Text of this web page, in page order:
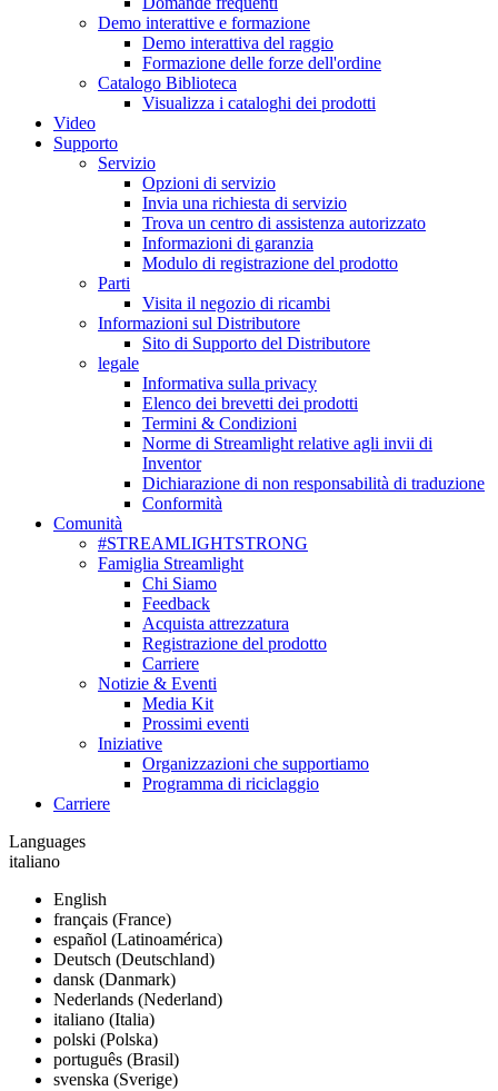
Demo interattive e formazione
Demo interattiva del raggio
Formazione delle forze dell'ordine
Catalogo Biblioteca
Visualizza i cataloghi dei prodotti
Video
Supporto
Servizio
Opzioni di servizio
Invia una richiesta di servizio
Trova un centro di assistenza autorizzato
Informazioni di garanzia
Modulo di registrazione del prodotto
Parti
Visita il negozio di ricambi
Informazioni sul Distributore
Sito di Supporto del Distributore
legale
Informativa sulla privacy
Elenco dei brevetti dei prodotti
Termini & Condizioni
Norme di Streamlight relative agli invii di
Inventor
Dichiarazione di non responsabilità di traduzione
Conformità
Comunità
#STREAMLIGHTSTRONG
Famiglia Streamlight
Chi Siamo
Feedback
Acquista attrezzatura
Registrazione del prodotto
Carriere
Notizie & Eventi
Media Kit
Prossimi eventi
Iniziative
Organizzazioni che supportiamo
Programma di riciclaggio
Carriere
Languages
italiano
English
français (France)
español (Latinoamérica)
Deutsch (Deutschland)
dansk (Danmark)
Nederlands (Nederland)
italiano (Italia)
polski (Polska)
português (Brasil)
svenska (Sverige)